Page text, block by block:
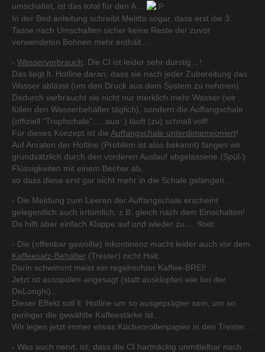
umschaltet, ist das total für den A…
In der Bed.anleitung schreibt Melitta sogar, dass erst die 3.
Tasse nach Umschalten sicher keine Reste der zuvor
verwendeten Bohnen mehr enthält…
- Wasserverbrauch: Die CI ist leider sehr durstig…!
Das liegt lt. Hotline daran, dass sie nach jeder Zubereitung das
Wasser ablässt (um den Druck aus dem System zu nehmen).
Dadurch verbraucht sie nicht nur merklich mehr Wasser (wir
füllen den Wasserbehälter täglich), sondern die Auffangschale
(offiziell "Tropfschale"… :aua: ) läuft (zu) schnell voll!
Für dieses Konzept ist die Auffangschale unterdimensioniert!
Auf Anraten der Hotline (Problem ist also bekannt) fangen wir
grundsätzlich durch den vorderen Auslauf abgelassene (Spül-)
Flüssigkeiten mit einem Becher ab,
so dass diese erst gar nicht mehr in die Schale gelangen…
- Die Meldung zum Leeren der Auffangschale erscheint
gelegentlich auch irrtümlich, z.B. gleich nach dem Einschalten!
Da hilft aber einfach Klappe auf und wieder zu… :floet:
- Die (offenbar gewollte) Inkontinenz macht leider auch vor dem
Kaffeesatz-Behälter (Trester) nicht Halt.
Darin schwimmt meist ein regelrechter Kaffee-BREI!
Jetzt ist ausspülen angesagt (statt ausklopfen wie bei der
DeLonghi)…
Dieser Effekt soll lt. Hotline um so ausgeprägter sein, um so
geringer die gewählte Kaffeestärke ist.
Wir legen jetzt immer etwas Küchenrollenpapier in den Trester…
- Was auch nervt, ist, dass die CI hartnäckig unmittelbar nach